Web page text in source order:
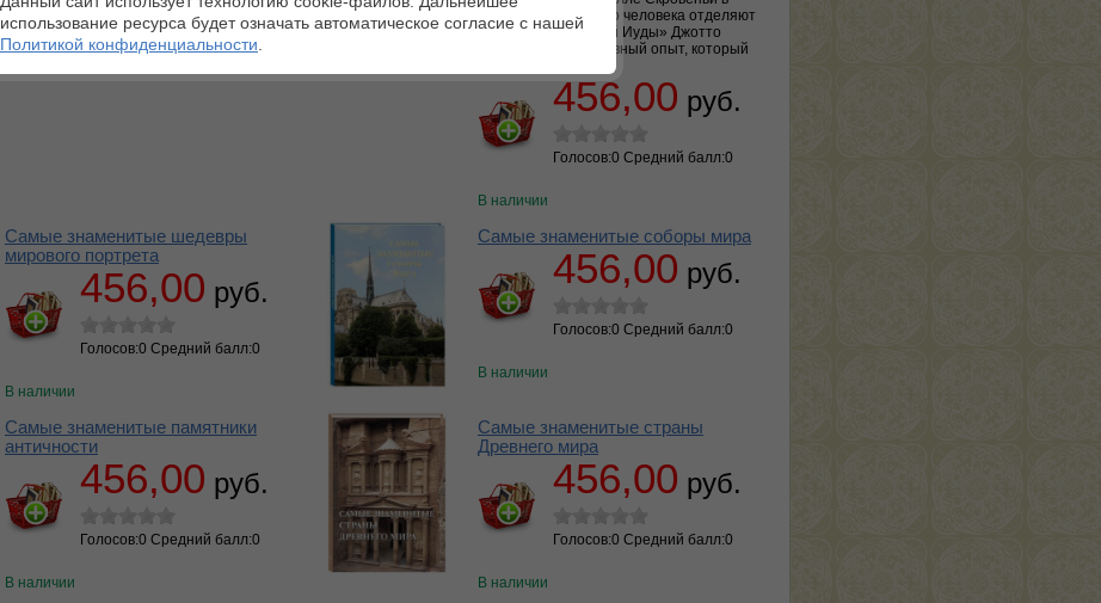
В наличии
Падуе современного человека отделяют
сотни лет. «Поцелуй Иуды» Джотто
передает нам душевный опыт, который
456,00 руб.
Голосов:0 Средний балл:0
В наличии
Самые знаменитые шедевры
мирового портрета
456,00 руб.
Голосов:0 Средний балл:0
В наличии
Самые знаменитые соборы мира
456,00 руб.
Голосов:0 Средний балл:0
В наличии
Самые знаменитые памятники
античности
456,00 руб.
Голосов:0 Средний балл:0
В наличии
Самые знаменитые страны
Древнего мира
456,00 руб.
Голосов:0 Средний балл:0
В наличии
использование ресурса будет означать автоматическое согласие с нашей
Политикой конфиденциальности